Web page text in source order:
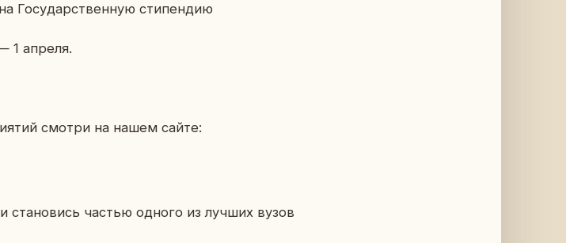
Го­су­дар­ствен­ную сти­пен­дию
1 апреля.
смотри на нашем сайте:
частью одного из лучших вузов